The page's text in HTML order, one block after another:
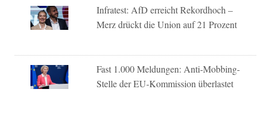
Infratest: AfD erreicht Rekordhoch –
Merz drückt die Union auf 21 Prozent
Fast 1.000 Meldungen: Anti-Mobbing-
Stelle der EU-Kommission überlastet